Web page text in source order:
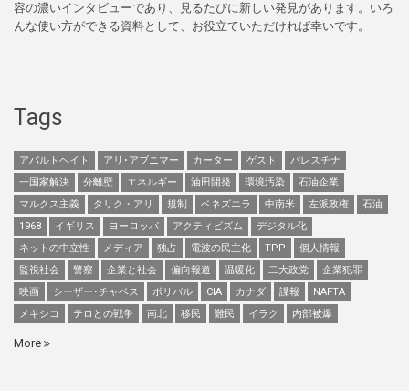
容の濃いインタビューであり、見るたびに新しい発見があります。いろ
んな使い方ができる資料として、お役立ていただければ幸いです。
Tags
アパルトヘイト アリ･アブニマー カーター ゲスト
パレスチナ
一国家解決
分離壁 エネルギー 油田開発 環境汚染
石油企業
マルクス主義
タリク・アリ 規制 ベネズエラ 中南米 左派政権
石油
1968
イギリス ヨーロッパ アクティビズム
デジタル化
ネットの中立性
メディア 独占 電波の民主化 TPP
個人情報
監視社会
警察 企業と社会 偏向報道 温暖化 二大政党
企業犯罪
映画
シーザー･チャベス ボリバル CIA カナダ 諜報
NAFTA
メキシコ
テロとの戦争 南北 移民 難民 イラク 内部被爆
More